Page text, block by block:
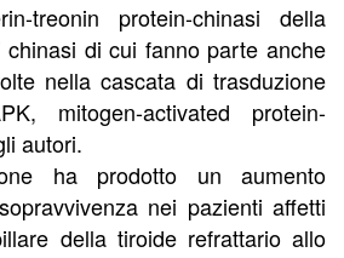
treonin protein-chinasi della
di cui fanno parte anche
nella cascata di trasduzione
mitogen-activated protein-
autori.
ha prodotto un aumento
nei pazienti affetti
della tiroide refrattario allo